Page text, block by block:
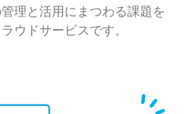
理と活用にまつわる課題を
ウドサービスです。